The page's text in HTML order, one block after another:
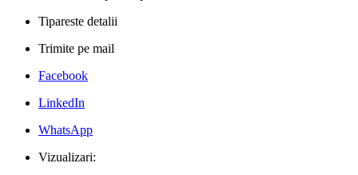
Tipareste detalii
Trimite pe mail
Facebook
LinkedIn
WhatsApp
Vizualizari: